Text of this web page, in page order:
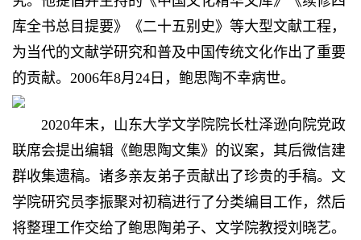
库全书总目提要》《二十五别史》等大型文献工程，
为当代的文献学研究和普及中国传统文化作出了重要
的贡献。2006年8月24日，鲍思陶不幸病世。
2020年末，山东大学文学院院长杜泽逊向院党政
联席会提出编辑《鲍思陶文集》的议案，其后微信建
群收集遗稿。诸多亲友弟子贡献出了珍贵的手稿。文
学院研究员李振聚对初稿进行了分类编目工作，然后
将整理工作交给了鲍思陶弟子、文学院教授刘晓艺。